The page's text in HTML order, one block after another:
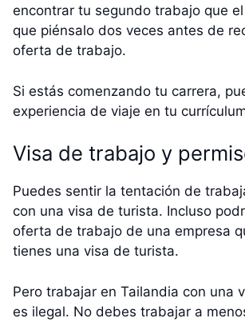
encontrar tu segundo trabajo que
que piénsalo dos veces antes de
oferta de trabajo.
Si estás comenzando tu carrera,
experiencia de viaje en tu
Visa de trabajo y
Puedes sentir la tentación de
con una visa de turista. Incluso
oferta de trabajo de una empresa
tienes una visa de turista.
Pero trabajar en Tailandia con una
es ilegal. No debes trabajar a